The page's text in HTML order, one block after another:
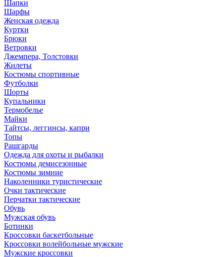
Шапки
Шарфы
Женская одежда
Куртки
Брюки
Ветровки
Джемпера, Толстовки
Жилеты
Костюмы спортивные
Футболки
Шорты
Купальники
Термобелье
Майки
Тайтсы, леггинсы, капри
Топы
Рашгарды
Одежда для охоты и рыбалки
Костюмы демисезонные
Костюмы зимние
Наколенники туристические
Очки тактические
Перчатки тактические
Обувь
Мужская обувь
Ботинки
Кроссовки баскетбольные
Кроссовки волейбольные мужские
Мужские кроссовки